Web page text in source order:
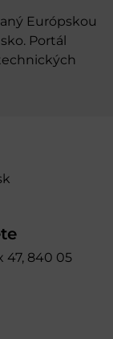
Európskou
Portál
47, 840 05